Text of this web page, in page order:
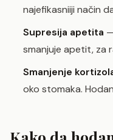
najefikasniiji način
Supresija apetita
smanjuje apetit, za
Smanjenje
oko stomaka.